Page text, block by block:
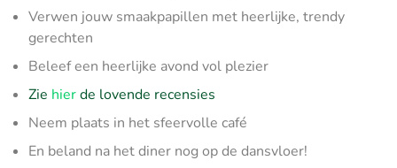
Verwen jouw smaakpapillen met heerlijke, trendy
gerechten
Beleef een heerlijke avond vol plezier
Zie hierde lovende recensies
Neem plaats in het sfeervolle café
En beland na het diner nog op de dansvloer!